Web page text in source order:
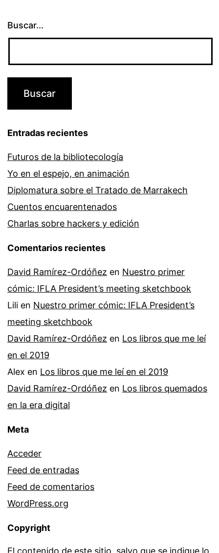
Buscar...
Entradas recientes
Futuros de la bibliotecología
Yo en el espejo, en animación
Diplomatura sobre el Tratado de Marrakech
Cuentos encuarentenados
Charlas sobre hackers y edición
Comentarios recientes
David Ramírez-Ordóñez en Nuestro primer
cómic: IFLA President’s meeting sketchbook
Lili en Nuestro primer cómic: IFLA President’s
meeting sketchbook
David Ramírez-Ordóñez en Los libros que me leí
en el 2019
Alex en Los libros que me leí en el 2019
David Ramírez-Ordóñez en Los libros quemados
en la era digital
Meta
Acceder
Feed de entradas
Feed de comentarios
WordPress.org
Copyright